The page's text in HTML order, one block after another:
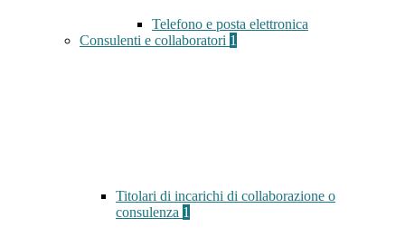
Telefono e posta elettronica
Consulenti e collaboratori 1
Titolari di incarichi di collaborazione o
consulenza 1